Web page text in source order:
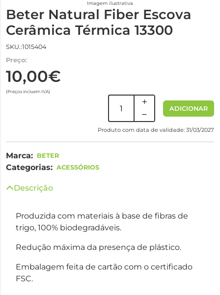
Imagem ilustrativa
Beter Natural Fiber Escova
Cerâmica Térmica 13300
SKU.:1015404
Preço:
10,00€
(Preços incluem IVA)
ADICIONAR
Produto com data de validade: 31/03/2027
Marca: BETER
Categorias: ACESSÓRIOS
Descrição
Produzida com materiais à base de fibras de
trigo, 100% biodegradáveis.
Redução máxima da presença de plástico.
Embalagem feita de cartão com o certificado
FSC.